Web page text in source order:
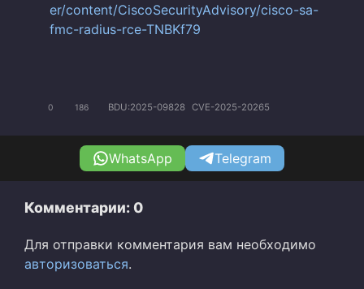
er/content/CiscoSecurityAdvisory/cisco-sa-
fmc-radius-rce-TNBKf79
0 186 BDU:2025-09828 CVE-2025-20265
WhatsApp Telegram
Комментарии: 0
Для отправки комментария вам необходимо
авторизоваться.